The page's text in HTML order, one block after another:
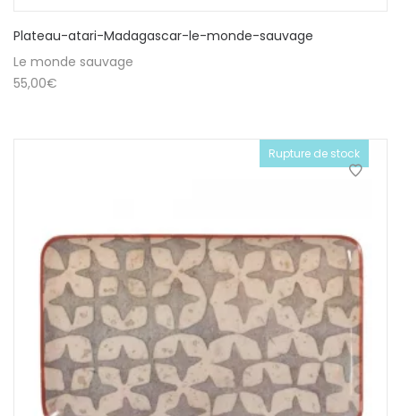
Plateau-atari-Madagascar-le-monde-sauvage
Le monde sauvage
55,00€
Rupture de stock